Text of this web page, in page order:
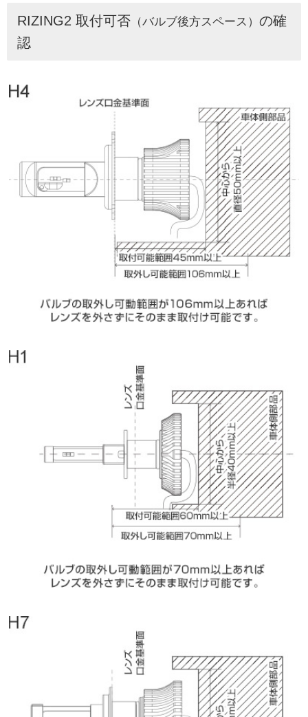
RIZING2 取付可否 （バルブ後方スペース） の確
認